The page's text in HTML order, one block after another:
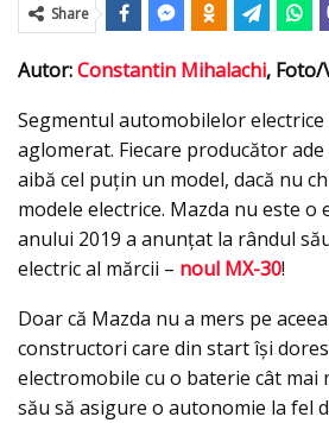
Share
Autor:Constantin Mihalachi, Foto/
Segmentul automobilelor
aglomerat. Fiecare producător
aibă cel puțin un model, dacă nu
modele electrice. Mazda nu este o
anului 2019 a anunțat la rândul
electric al mărcii – noul MX-30!
Doar că Mazda nu a mers pe
constructori care din start își
electromobile cu o baterie cât mai
său să asigure o autonomie la fel